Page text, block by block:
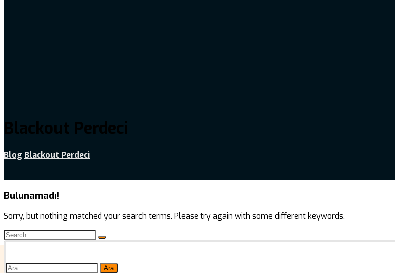
Blackout Perdeci
Blog Blackout Perdeci
Bulunamadı!
Sorry, but nothing matched your search terms. Please try again with some different keywords.
Arama: